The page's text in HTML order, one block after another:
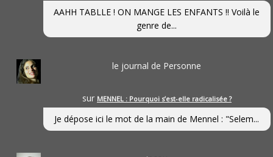
AAHH TABLLE ! ON MANGE LES ENFANTS !! Voilà le
genre de...
le journal de Personne
sur MENNEL : Pourquoi s’est-elle radicalisée ?
Je dépose ici le mot de la main de Mennel : "Selem...